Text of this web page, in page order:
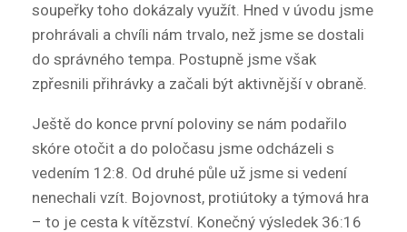
soupeřky toho dokázaly využít. Hned v úvodu jsme
prohrávali a chvíli nám trvalo, než jsme se dostali
do správného tempa. Postupně jsme však
zpřesnili přihrávky a začali být aktivnější v obraně.
Ještě do konce první poloviny se nám podařilo
skóre otočit a do poločasu jsme odcházeli s
vedením 12:8. Od druhé půle už jsme si vedení
nenechali vzít. Bojovnost, protiútoky a týmová hra
– to je cesta k vítězství. Konečný výsledek 36:16